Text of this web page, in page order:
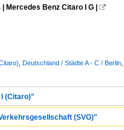
Mercedes Benz Citaro I G | 
Deutschland / Städte A - C / Berlin
(Citaro)"
(SVG)"